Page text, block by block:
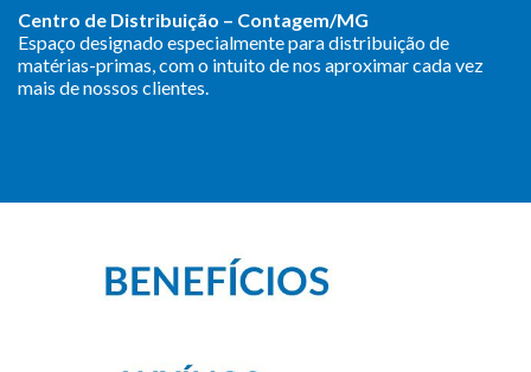
Centro de Distribuição – Contagem/MG
Espaço designado especialmente para distribuição de
matérias-primas, com o intuito de nos aproximar cada vez
mais de nossos clientes.